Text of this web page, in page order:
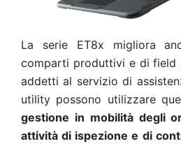
La serie ET8x migliora
comparti produttivi e di field
addetti al servizio di
utility possono utilizzare
gestione in mobilità degli
attività di ispezione e di